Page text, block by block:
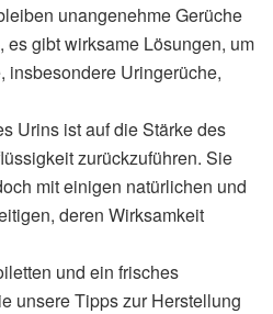
unangenehme Gerüche
es gibt wirksame Lösungen, um
insbesondere Uringerüche,
Urins ist auf die Stärke des
zurückzuführen. Sie
mit einigen natürlichen und
deren Wirksamkeit
und ein frisches
unsere Tipps zur Herstellung